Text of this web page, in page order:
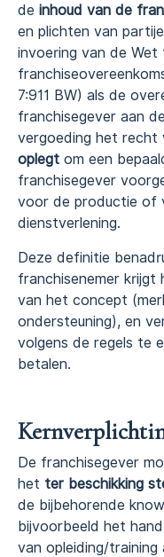
de inhoud van de
en plichten van
invoering van de Wet
7:911 BW) als de
franchisegever aan
vergoeding het recht
oplegt om een
franchisegever
voor de productie of
dienstverlening.
Deze definitie
franchisenemer krijgt
van het concept
ondersteuning), en
volgens de regels te
betalen.
De franchisegever
het ter beschikking
de bijbehorende
bijvoorbeeld het
van opleiding/training